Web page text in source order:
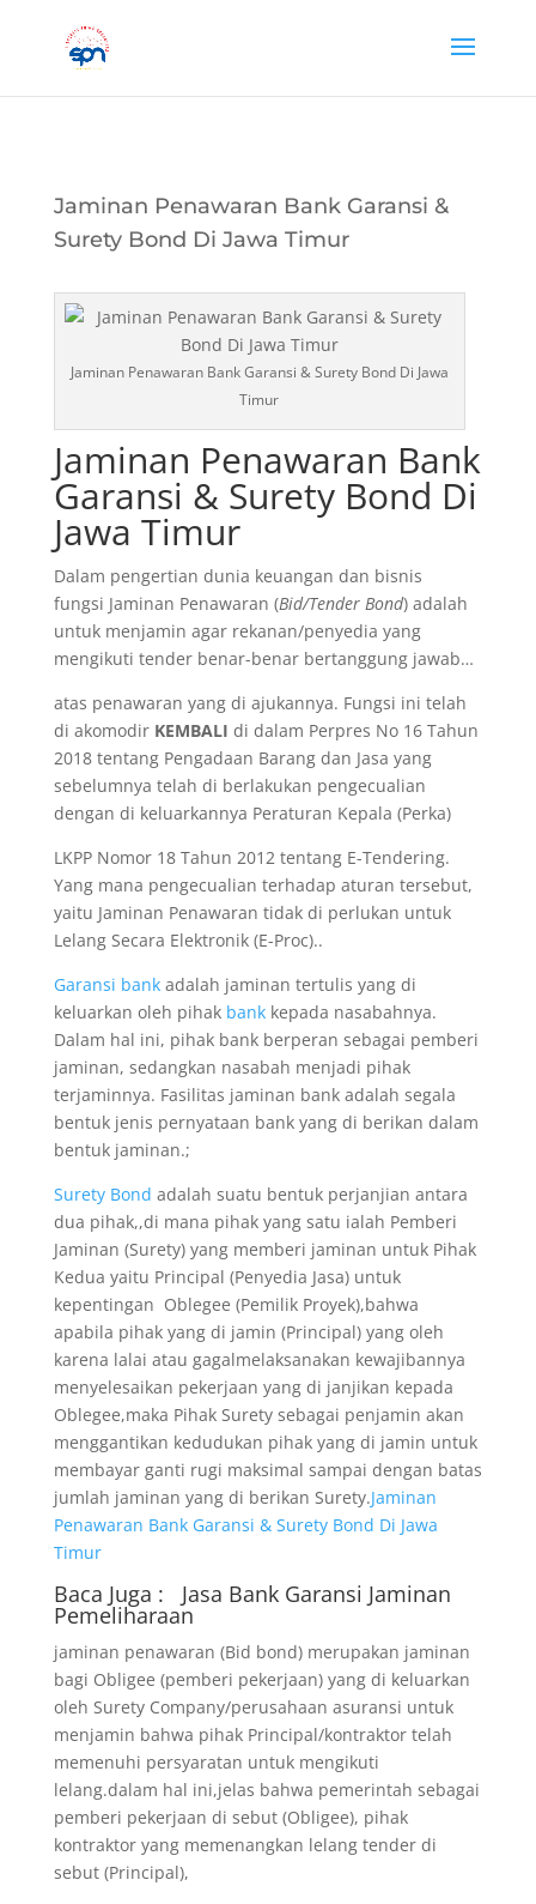
Jaminan Penawaran Bank Garansi &
Surety Bond Di Jawa Timur
Jaminan Penawaran Bank Garansi & Surety Bond Di Jawa
Timur
Jaminan Penawaran Bank
Garansi & Surety Bond Di
Jawa Timur
Dalam pengertian dunia keuangan dan bisnis
fungsi Jaminan Penawaran (Bid/Tender Bond) adalah
untuk menjamin agar rekanan/penyedia yang
mengikuti tender benar-benar bertanggung jawab…
atas penawaran yang di ajukannya. Fungsi ini telah
di akomodir KEMBALI di dalam Perpres No 16 Tahun
2018 tentang Pengadaan Barang dan Jasa yang
sebelumnya telah di berlakukan pengecualian
dengan di keluarkannya Peraturan Kepala (Perka)
LKPP Nomor 18 Tahun 2012 tentang E-Tendering.
Yang mana pengecualian terhadap aturan tersebut,
yaitu Jaminan Penawaran tidak di perlukan untuk
Lelang Secara Elektronik (E-Proc)..
Garansi bankadalah jaminan tertulis yang di
keluarkan oleh pihak bankkepada nasabahnya.
Dalam hal ini, pihak bank berperan sebagai pemberi
jaminan, sedangkan nasabah menjadi pihak
terjaminnya. Fasilitas jaminan bank adalah segala
bentuk jenis pernyataan bank yang di berikan dalam
bentuk jaminan.;
Surety Bond adalah suatu bentuk perjanjian antara
dua pihak,,di mana pihak yang satu ialah Pemberi
Jaminan (Surety) yang memberi jaminan untuk Pihak
Kedua yaitu Principal (Penyedia Jasa) untuk
kepentingan Oblegee (Pemilik Proyek),bahwa
apabila pihak yang di jamin (Principal) yang oleh
karena lalai atau gagalmelaksanakan kewajibannya
menyelesaikan pekerjaan yang di janjikan kepada
Oblegee,maka Pihak Surety sebagai penjamin akan
menggantikan kedudukan pihak yang di jamin untuk
membayar ganti rugi maksimal sampai dengan batas
jumlah jaminan yang di berikan Surety.Jaminan
Penawaran Bank Garansi & Surety Bond Di Jawa
Timur
Baca Juga : Jasa Bank Garansi Jaminan
Pemeliharaan
jaminan penawaran (Bid bond) merupakan jaminan
bagi Obligee (pemberi pekerjaan) yang di keluarkan
oleh Surety Company/perusahaan asuransi untuk
menjamin bahwa pihak Principal/kontraktor telah
memenuhi persyaratan untuk mengikuti
lelang.dalam hal ini,jelas bahwa pemerintah sebagai
pemberi pekerjaan di sebut (Obligee), pihak
kontraktor yang memenangkan lelang tender di
sebut (Principal),